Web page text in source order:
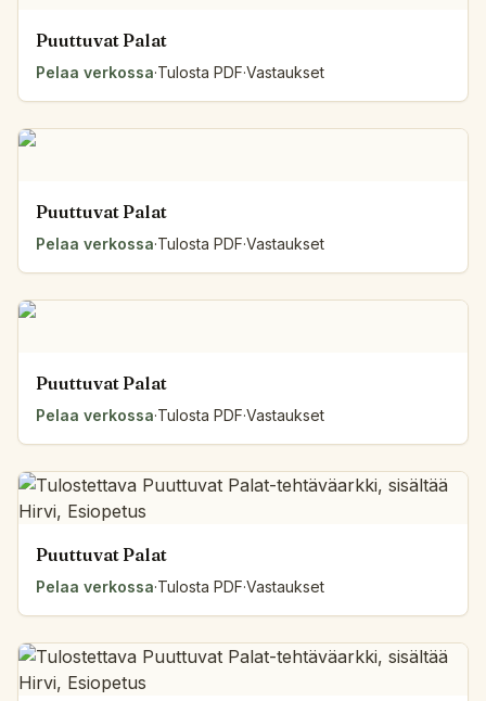
Puuttuvat Palat
Pelaa verkossa·Tulosta PDF·Vastaukset
Puuttuvat Palat
Pelaa verkossa·Tulosta PDF·Vastaukset
Puuttuvat Palat
Pelaa verkossa·Tulosta PDF·Vastaukset
Puuttuvat Palat
Pelaa verkossa·Tulosta PDF·Vastaukset